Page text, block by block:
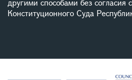
другими способами без согласия
Конституционного Суда